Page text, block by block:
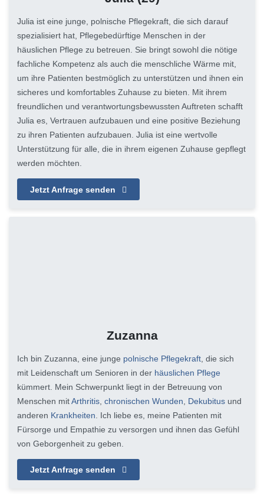
Julia ist eine junge, polnische Pflegekraft, die sich darauf
spezialisiert hat, Pflegebedürftige Menschen in der
häuslichen Pflege zu betreuen. Sie bringt sowohl die nötige
fachliche Kompetenz als auch die menschliche Wärme mit,
um ihre Patienten bestmöglich zu unterstützen und ihnen ein
sicheres und komfortables Zuhause zu bieten. Mit ihrem
freundlichen und verantwortungsbewussten Auftreten schafft
Julia es, Vertrauen aufzubauen und eine positive Beziehung
zu ihren Patienten aufzubauen. Julia ist eine wertvolle
Unterstützung für alle, die in ihrem eigenen Zuhause gepflegt
werden möchten.
Jetzt Anfrage senden
Zuzanna
Ich bin Zuzanna, eine junge polnische Pflegekraft , die sich
mit Leidenschaft um Senioren in der häuslichen Pflege
kümmert. Mein Schwerpunkt liegt in der Betreuung von
Menschen mitArthritis chronischen Wunden Dekubitus und
anderen Krankheiten . Ich liebe es, meine Patienten mit
Fürsorge und Empathie zu versorgen und ihnen das Gefühl
von Geborgenheit zu geben.
Jetzt Anfrage senden